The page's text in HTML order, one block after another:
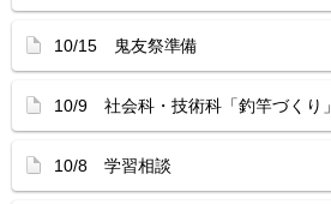
10/15 鬼友祭準備
10/9 社会科・技術科「釣竿づくり」
10/8 学習相談